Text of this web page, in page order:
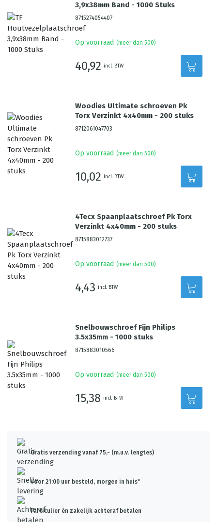
3,9x38mm Band - 1000 Stuks
8715274054407
Op voorraad (meer dan 500)
40,92 incl. BTW
Woodies Ultimate schroeven Pk
Torx Verzinkt 4x40mm - 200 stuks
8712061047703
Op voorraad (meer dan 500)
10,02 incl. BTW
4Tecx Spaanplaatschroef Pk Torx
Verzinkt 4x40mm - 200 stuks
8715883012737
Op voorraad (meer dan 500)
4,43 incl. BTW
Snelbouwschroef Fijn Philips
3.5x35mm - 1000 stuks
8715883010566
Op voorraad (meer dan 500)
15,38 incl. BTW
Gratis verzending vanaf 75,- (m.u.v. lengtes)
Voor 21:00 uur besteld, morgen in huis*
Particulier én zakelijk achteraf betalen